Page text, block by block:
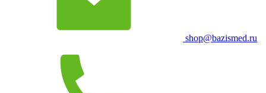
shop@bazismed.ru